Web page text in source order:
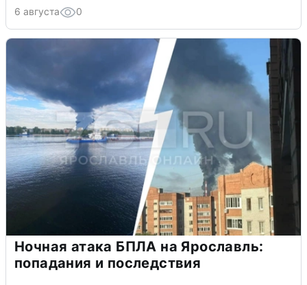
6 августа 0
Ночная атака БПЛА на Ярославль:
попадания и последствия